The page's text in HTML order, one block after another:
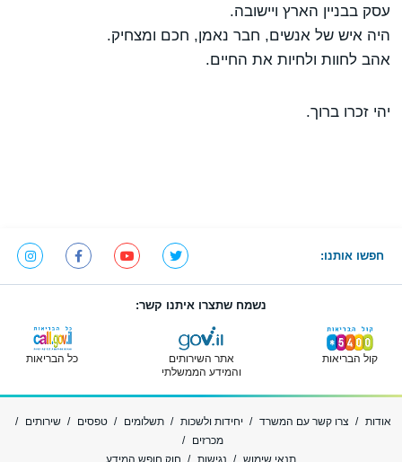
עסק בבניין הארץ ויישובה.
היה איש של אנשים, חבר נאמן, חכם ומצחיק.
אהב לחוות ולחיות את החיים.
יהי זכרו ברוך.
נשמח שתצרו איתנו קשר:
קול הבריאות
אתר השירותים
והמידע הממשלתי
כל הבריאות
חפשו אותנו:
אודות צרו קשר עם המשרד יחידות ולשכות תשלומים טפסים
שירותים
מכרזים
תנאי שימוש
נגישות חוק חופש המידע